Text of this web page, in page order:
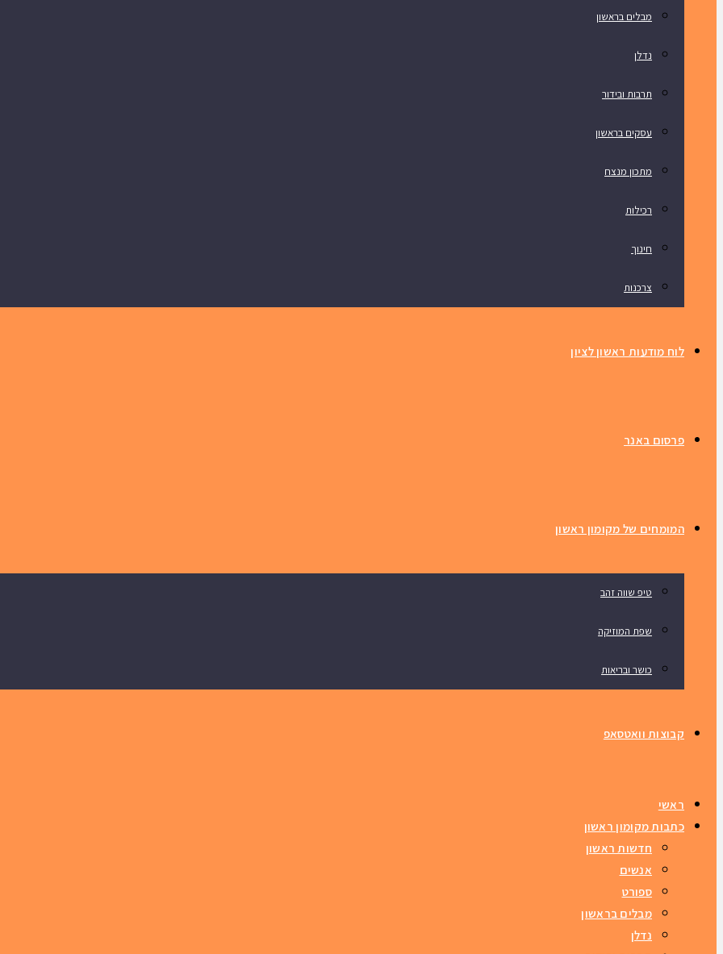
מבלים בראשון
נדלן
תרבות ובידור
עסקים בראשון
מתכון מנצח
רכילות
חינוך
צרכנות
לוח מודעות ראשון לציון
פרסום באנר
המומחים של מקומון ראשון
טיפ שווה זהב
שפת המוזיקה
כושר ובריאות
קבוצות וואטסאפ
ראשי
כתבות מקומון ראשון
חדשות ראשון
אנשים
ספורט
מבלים בראשון
נדלן